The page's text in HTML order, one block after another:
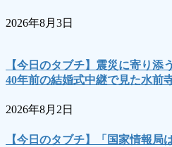
2026年8月3日
【今日のタブチ】震災に寄り
40年前の結婚式中継で見た水前
2026年8月2日
【今日のタブチ】「国家情報局